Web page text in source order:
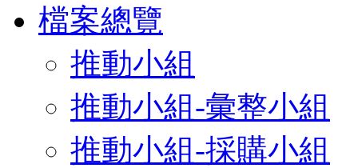
檔案總覽
推動小組
推動小組-彙整小組
推動小組-採購小組